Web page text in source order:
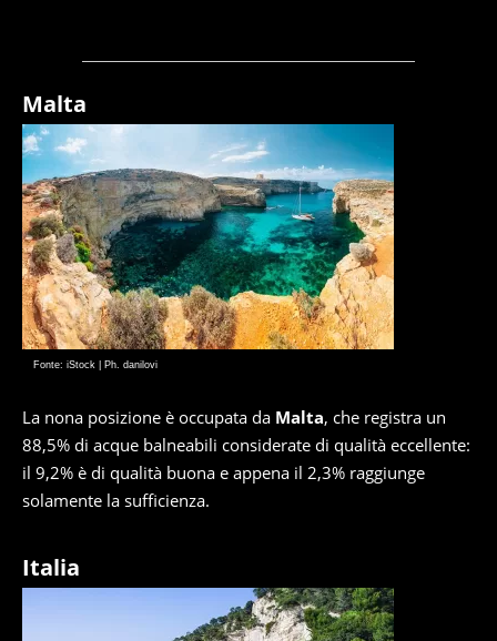
Malta
Fonte: iStock | Ph. danilovi
La nona posizione è occupata da Malta, che registra un
88,5% di acque balneabili considerate di qualità eccellente:
il 9,2% è di qualità buona e appena il 2,3% raggiunge
solamente la sufficienza.
Italia